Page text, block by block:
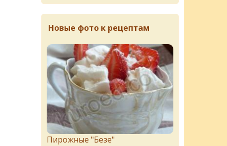
Новые фото к рецептам
Пирожныe "Бeзe"